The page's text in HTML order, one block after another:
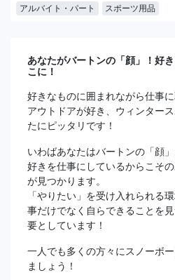
アルバイト・パート スポーツ用品
あなたがバートンの「顔」！好
こに！
好きなものに囲まれながら仕事
アウトドアが好き、ウィンター
たにピッタリです！
いわばあなたはバートンの「顔」
好きを仕事にしているからこそ
が見つかります。
「やりたい」を受け入れられる
事だけでなく自らできることを
要としています！
一人でも多くの方々にスノーボ
ましょう！